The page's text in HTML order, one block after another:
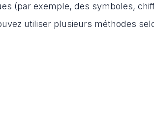
(par exemple, des symboles,
utiliser plusieurs méthodes